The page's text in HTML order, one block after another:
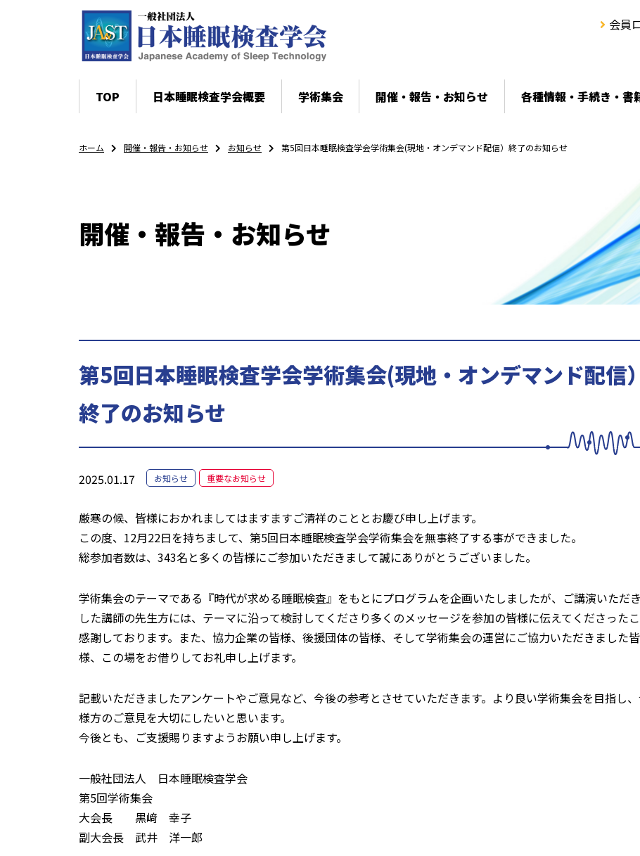
会員
TOP 日本睡眠検査学会概要 学術集会 開催・報告・お知らせ 各種情報・手続き・書
ホーム 開催・報告・お知らせ お知らせ 第5回日本睡眠検査学会学術集会(現地・オンデマンド配信）終了のお知らせ
開催・報告・お知らせ
第5回日本睡眠検査学会学術集会(現地・オンデマンド配信）
終了のお知らせ
2025.01.17 お知らせ 重要なお知らせ
厳寒の候、皆様におかれましてはますますご清祥のこととお慶び申し上げます。
この度、12月22日を持ちまして、第5回日本睡眠検査学会学術集会を無事終了する事ができました。
総参加者数は、343名と多くの皆様にご参加いただきまして誠にありがとうございました。
学術集会のテーマである『時代が求める睡眠検査』をもとにプログラムを企画いたしましたが、ご講演いただ
した講師の先生方には、テーマに沿って検討してくださり多くのメッセージを参加の皆様に伝えてくださった
感謝しております。また、協力企業の皆様、後援団体の皆様、そして学術集会の運営にご協力いただきました皆
様、この場をお借りしてお礼申し上げます。
記載いただきましたアンケートやご意見など、今後の参考とさせていただきます。より良い学術集会を目指し
様方のご意見を大切にしたいと思います。
今後とも、ご支援賜りますようお願い申し上げます。
一般社団法人 日本睡眠検査学会
第5回学術集会
大会長 黒﨑 幸子
副大会長 武井 洋一郎